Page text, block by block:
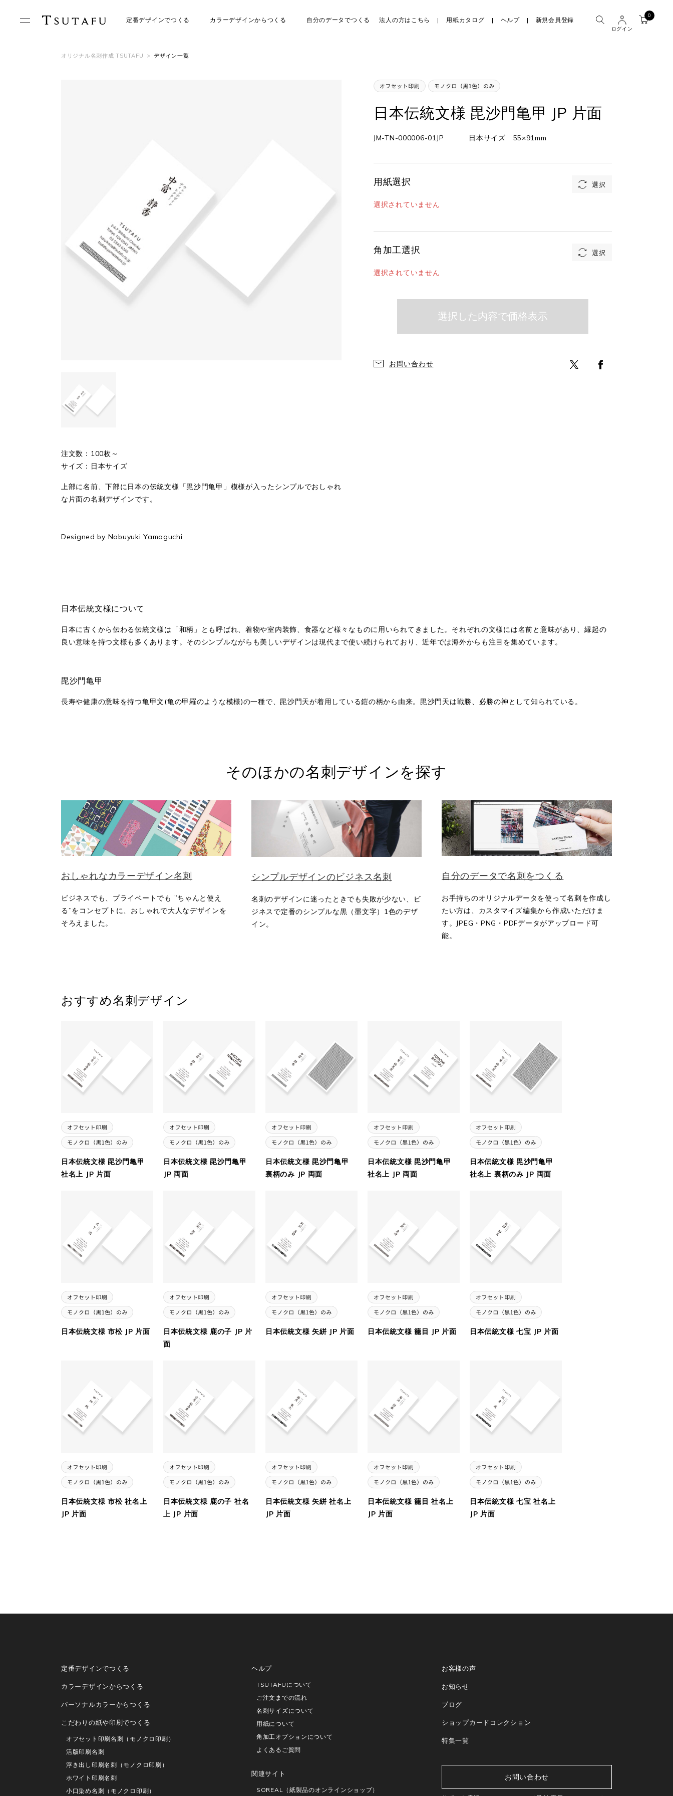
定番デザインでつくる カラーデザインからつくる 自分のデータでつくる 法人の方はこちら 用紙カタログ ヘルプ 新規会員登録
ログイン
0
オリジナル名刺作成 TSUTAFU > デザイン一覧
注文数：100枚～
サイズ：日本サイズ
上部に名前、下部に日本の伝統文様「毘沙門亀甲」模様が入ったシンプルでおしゃれ
な片面の名刺デザインです。
Designed by Nobuyuki Yamaguchi
日本伝統文様 毘沙門亀甲 JP 片面
JM-TN-000006-01JP 日本サイズ 55×91mm
用紙選択
選択されていません
角加工選択
選択されていません
お問い合わせ
日本伝統文様について
日本に古くから伝わる伝統文様は「和柄」とも呼ばれ、着物や室内装飾、食器など様々なものに用いられてきました。それぞれの文様には名前と意味があり、縁起の
良い意味を持つ文様も多くあります。そのシンプルながらも美しいデザインは現代まで使い続けられており、近年では海外からも注目を集めています。
毘沙門亀甲
長寿や健康の意味を持つ亀甲文(亀の甲羅のような模様)の一種で、毘沙門天が着用している鎧の柄から由来。毘沙門天は戦勝、必勝の神として知られている。
そのほかの名刺デザインを探す
おしゃれなカラーデザイン名刺
ビジネスでも、プライベートでも ”ちゃんと使え
る”をコンセプトに、おしゃれで大人なデザインを
そろえました。
シンプルデザインのビジネス名刺
名刺のデザインに迷ったときでも失敗が少ない、ビ
ジネスで定番のシンプルな黒（墨文字）1色のデザ
イン。
自分のデータで名刺をつくる
お手持ちのオリジナルデータを使って名刺を作成し
たい方は、カスタマイズ編集から作成いただけま
す。JPEG・PNG・PDFデータがアップロード可
能。
おすすめ名刺デザイン
日本伝統文様 毘沙門亀甲
社名上 JP 片面
日本伝統文様 毘沙門亀甲
JP 両面
日本伝統文様 毘沙門亀甲
裏柄のみ JP 両面
日本伝統文様 毘沙門亀甲
社名上 JP 両面
日本伝統文様 毘沙門亀甲
社名上 裏柄のみ JP 両面
日本伝統文様 市松 JP 片面
日本伝統文様 鹿の子 JP 片
面
日本伝統文様 矢絣 JP 片面 日本伝統文様 籠目 JP 片面 日本伝統文様 七宝 JP 片面
日本伝統文様 市松 社名上
JP 片面
日本伝統文様 鹿の子 社名
上 JP 片面
日本伝統文様 矢絣 社名上
JP 片面
日本伝統文様 籠目 社名上
JP 片面
日本伝統文様 七宝 社名上
JP 片面
定番デザインでつくる
カラーデザインからつくる
パーソナルカラーからつくる
こだわりの紙や印刷でつくる
オフセット印刷名刺（モノクロ印刷）
活版印刷名刺
浮き出し印刷名刺（モノクロ印刷）
ホワイト印刷名刺
小口染め名刺（モノクロ印刷）
ヘルプ
TSUTAFUについて
ご注文までの流れ
名刺サイズについて
用紙について
角加工オプションについて
よくあるご質問
関連サイト
SOREAL（紙製品のオンラインショップ）
お客様の声
お知らせ
ブログ
ショップカードコレクション
特集一覧
お問い合わせ